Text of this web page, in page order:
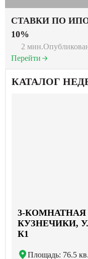
СТАВКИ ПО
10%
2 мин.
Перейти
КАТАЛОГ
3-КОМНАТНАЯ
КУЗНЕЧИКИ,
К1
Площадь: 76.5